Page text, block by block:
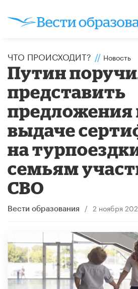
ЧТО ПРОИСХОДИТ? // Новость
Путин
представить
предложения
выдаче
на
семьям
СВО
Вести образования / 2 ноября